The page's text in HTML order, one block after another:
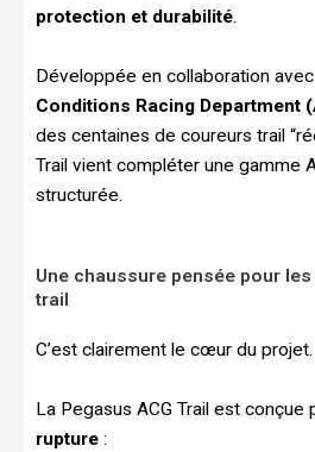
protection et durabilité.
Développée en collaboration
Conditions Racing Department
des centaines de coureurs trail
Trail vient compléter une gamme
structurée.
Une chaussure pensée pour
trail
C’est clairement le cœur du projet.
La Pegasus ACG Trail est conçue
rupture :